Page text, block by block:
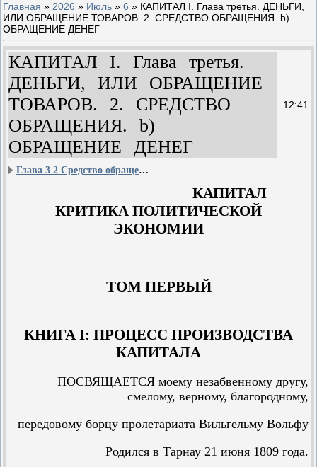
Главная » 2026 » Июль » 6 » КАПИТАЛ I. Глава третья. ДЕНЬГИ,
ИЛИ ОБРАЩЕНИЕ ТОВАРОВ. 2. СРЕДСТВО ОБРАЩЕНИЯ. b)
ОБРАЩЕНИЕ ДЕНЕГ
КАПИТАЛ I. Глава третья.
ДЕНЬГИ, ИЛИ ОБРАЩЕНИЕ
ТОВАРОВ. 2. СРЕДСТВО
ОБРАЩЕНИЯ. b)
ОБРАЩЕНИЕ ДЕНЕГ
12:41
Глава 3 2 Средство обращения b) ОБРАЩЕНИЕ ДЕНЕГ
КАПИТАЛ
КРИТИКА ПОЛИТИЧЕСКОЙ
ЭКОНОМИИ
ТОМ ПЕРВЫЙ
КНИГА I: ПРОЦЕСС ПРОИЗВОДСТВА
КАПИТАЛА
ПОСВЯЩАЕТСЯ моему незабвенному другу,
смелому, верному, благородному,
передовому борцу пролетариата Вильгельму Вольфу
Родился в Тарнау 21 июня 1809 года.